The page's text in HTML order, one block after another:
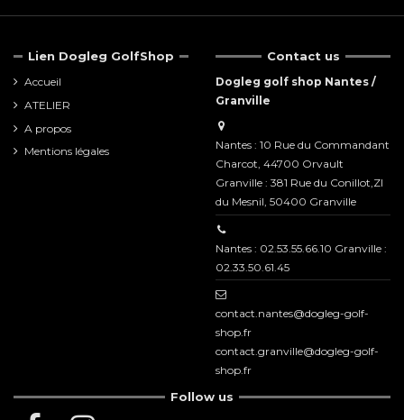
Lien Dogleg GolfShop
Accueil
ATELIER
A propos
Mentions légales
Contact us
Dogleg golf shop Nantes /
Granville
Nantes : 10 Rue du Commandant
Charcot, 44700 Orvault
Granville : 381 Rue du Conillot,ZI
du Mesnil, 50400 Granville
Nantes : 02.53.55.66.10 Granville :
02.33.50.61.45
contact.nantes@dogleg-golf-
shop.fr
contact.granville@dogleg-golf-
shop.fr
Follow us